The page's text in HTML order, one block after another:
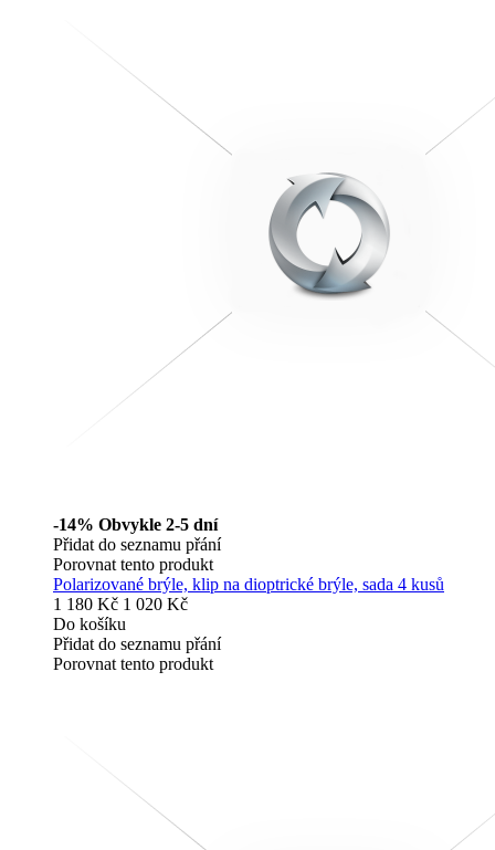
-14% Obvykle 2-5 dní
Přidat do seznamu přání
Porovnat tento produkt
Polarizované brýle, klip na dioptrické brýle, sada 4 kusů
1 180 Kč 1 020 Kč
Do košíku
Přidat do seznamu přání
Porovnat tento produkt